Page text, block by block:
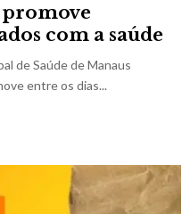
com a saúde
de Saúde de Manaus
entre os dias...